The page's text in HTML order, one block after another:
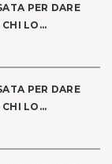
PER DARE
LO...
PER DARE
LO...